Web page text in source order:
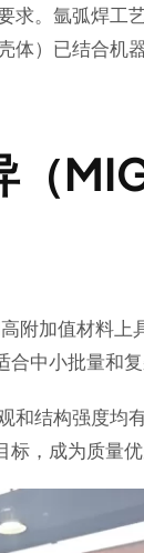
求。氩弧焊工
体）已结合机
（
附加值材料上
中小批量和复
和结构强度均
，成为质量优